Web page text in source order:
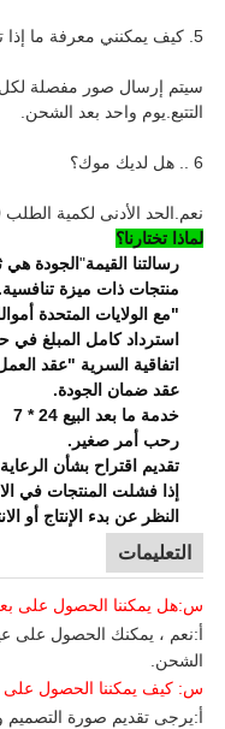
5. كيف يمكنني معرفة ما إذا تم شحن بضاعتي؟
سيتم إرسال صور مفصلة لكل
التتبع.يوم واحد بعد الشحن.
6 .. هل لديك موك؟
نعم.الحد الأدنى لكمية الطلب 500 قطعة فقط
لماذا تختارنا؟
رسالتنا القيمة"الجودة هي
منتجات ذات ميزة تنافسية.
"مع الولايات المتحدة
استرداد كامل المبلغ في
اتفاقية السرية "عقد
عقد ضمان الجودة.
خدمة ما بعد البيع 24 * 7
رحب أمر صغير.
تقديم اقتراح بشأن
إذا فشلت المنتجات في
النظر عن بدء الإنتاج أو
التعليمات
س:هل يمكننا الحصول على
أ:نعم ، يمكنك الحصول على
الشحن.
س: كيف يمكننا الحصول
أ:يرجى تقديم صورة التصميم